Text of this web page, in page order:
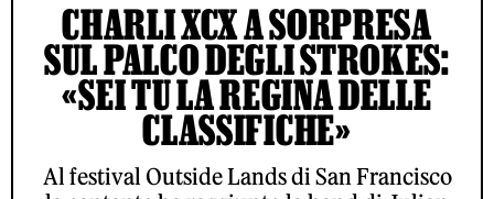
CHARLI XCX A SORPRESA
SUL PALCO DEGLI STROKES:
«SEI TU LA REGINA DELLE
CLASSIFICHE»
Al festival Outside Lands di San Francisco